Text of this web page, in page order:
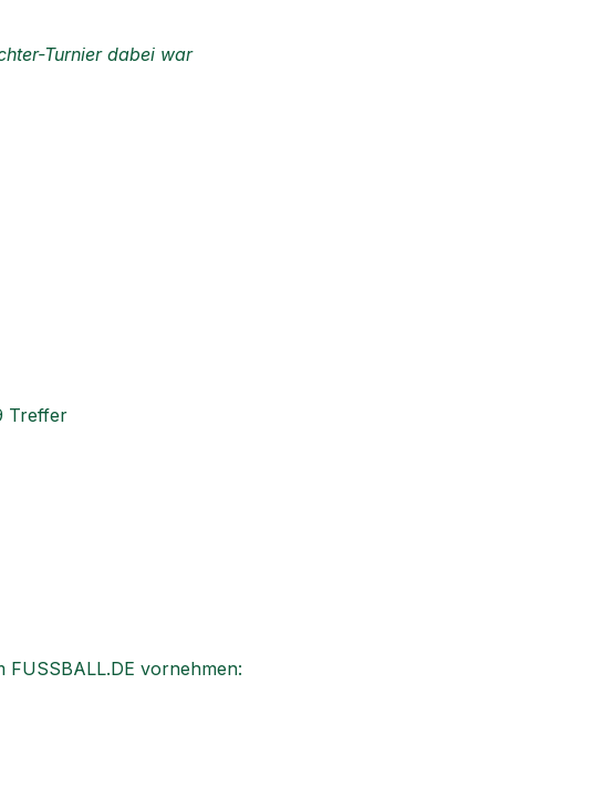
Turnier dabei war
Treffer
vornehmen: